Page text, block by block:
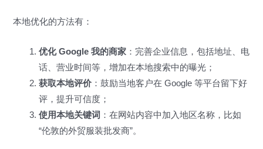
本地优化的方法有：
优化 Google 我的商家 ：完善企业信息，包括地址、电
话、营业时间等，增加在本地搜索中的曝光；
获取本地评价 ：鼓励当地客户在 Google 等平台留下好
评，提升可信度；
使用本地关键词 ：在网站内容中加入地区名称，比如
“伦敦的外贸服装批发商”。